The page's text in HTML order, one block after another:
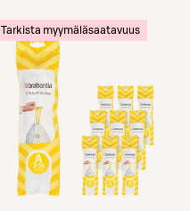
Tarkista myymäläsaatavuus